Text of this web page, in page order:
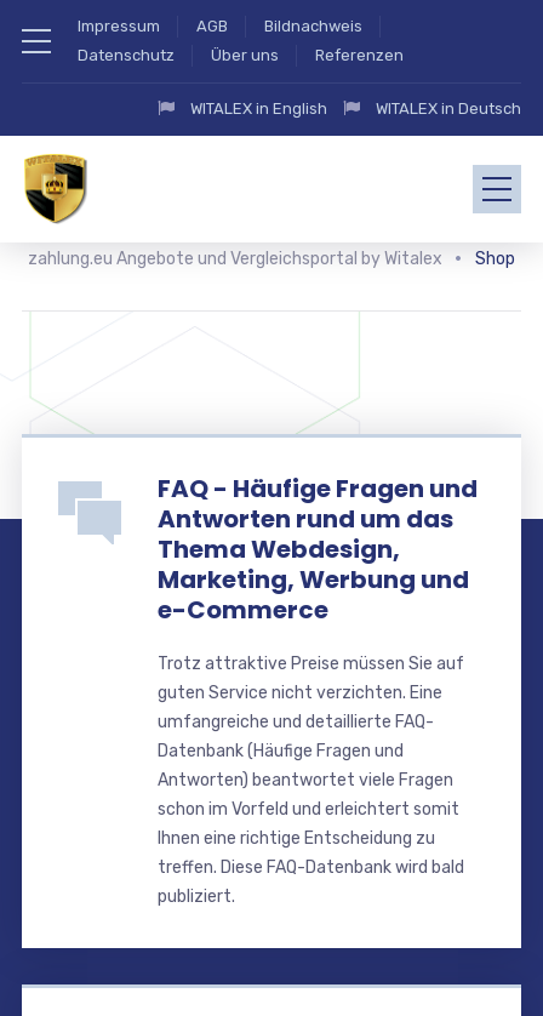
Impressum AGB
Bildnachweis
Datenschutz
Über uns Referenzen
WITALEX in English WITALEX in Deutsch
zahlung.eu Angebote und Vergleichsportal by Witalex Shop
FAQ - Häufige Fragen und
Antworten rund um das
Thema Webdesign,
Marketing, Werbung und
e-Commerce
Trotz attraktive Preise müssen Sie auf
guten Service nicht verzichten. Eine
umfangreiche und detaillierte FAQ-
Datenbank (Häufige Fragen und
Antworten) beantwortet viele Fragen
schon im Vorfeld und erleichtert somit
Ihnen eine richtige Entscheidung zu
treffen. Diese FAQ-Datenbank wird bald
publiziert.